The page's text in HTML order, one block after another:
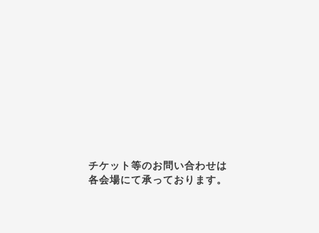
チケット等のお問い合わせは
各会場にて承っております。